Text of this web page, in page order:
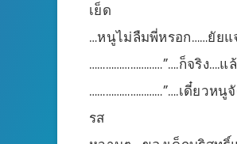
เย็ด
…หนูไม่ลืมพี่หรอก……ยัยแ
………………………”….ก็จริง….แ
………………………”….เดี๋ยวหนู
รส